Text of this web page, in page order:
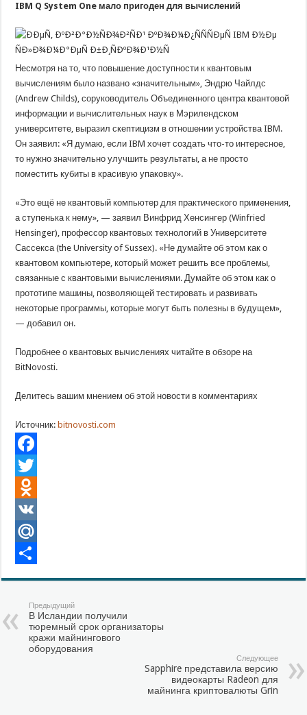
IBM Q System One мало пригоден для вычислений
Несмотря на то, что повышение доступности к квантовым
вычислениям было названо «значительным», Эндрю Чайлдс
(Andrew Childs), соруководитель Объединенного центра квантовой
информации и вычислительных наук в Мэрилендском
университете, выразил скептицизм в отношении устройства IBM.
Он заявил: «Я думаю, если IBM хочет создать что-то интересное,
то нужно значительно улучшить результаты, а не просто
поместить кубиты в красивую упаковку».
«Это ещё не квантовый компьютер для практического применения,
а ступенька к нему», — заявил Винфрид Хенсингер (Winfried
Hensinger), профессор квантовых технологий в Университете
Сассекса (the University of Sussex). «Не думайте об этом как о
квантовом компьютере, который может решить все проблемы,
связанные с квантовыми вычислениями. Думайте об этом как о
прототипе машины, позволяющей тестировать и развивать
некоторые программы, которые могут быть полезны в будущем»,
— добавил он.
Подробнее о квантовых вычислениях читайте в обзоре на
BitNovosti.
Делитесь вашим мнением об этой новости в комментариях
Источник: bitnovosti.com
Facebook
Twitter
Odnoklassniki
VK
Mail.Ru
Предыдущий
В Исландии получили
тюремный срок организаторы
кражи майнингового
оборудования
Следующее
Sapphire представила версию
видеокарты Radeon для
майнинга криптовалюты Grin